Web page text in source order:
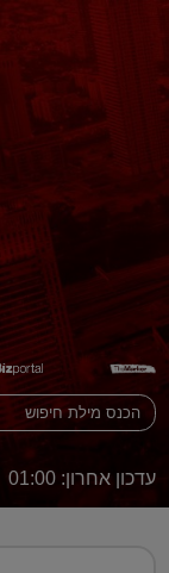
עדכון אחרון: 01:00